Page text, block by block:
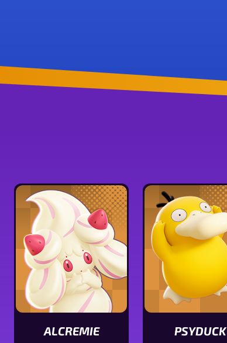
ALCREMIE PSYDUCK